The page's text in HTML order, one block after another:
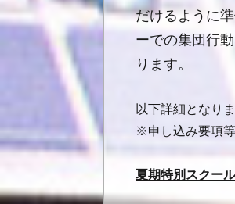
だけるように
ーでの集団行
ります。
以下詳細となりま
※申し込み要項等
夏期特別スクール